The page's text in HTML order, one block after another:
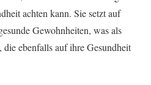
achten kann. Sie setzt auf
Gewohnheiten, was als
ebenfalls auf ihre Gesundheit